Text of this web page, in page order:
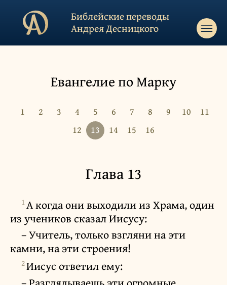
Библейские переводы
Андрея Десницкого
Евангелие по Марку
1 2 3 4 5 6 7 8 9 10
11
12
13 14 15 16
Глава 13
1А когда они выходили из Храма, один
из учеников сказал Иисусу:
– Учитель, только взгляни на эти
камни, на эти строения!
2Иисус ответил ему: